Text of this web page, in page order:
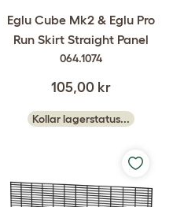
Eglu Cube Mk2 & Eglu Pro
Run Skirt Straight Panel
064.1074
105,00 kr
Kollar lagerstatus...